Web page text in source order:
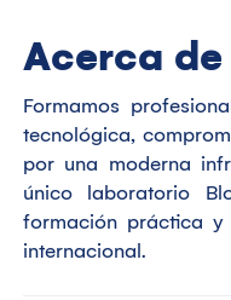
Acerca
Formamos
tecnológica,
por una moderna
único laboratorio
formación práctica y
internacional.